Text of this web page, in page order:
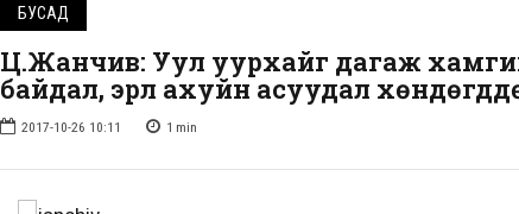
БУСАД
Ц.Жанчив: Уул уурхайг дагаж
байдал, эрүүл ахуйн асуудал
2017-10-26 10:11 1 min